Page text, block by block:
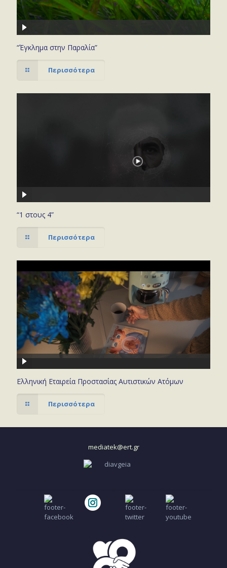
“Έγκλημα στην Παραλία”
Περισσότερα
“1 στους 4”
Περισσότερα
Ελληνική Εταιρεία Προστασίας Αυτιστικών Ατόμων
Περισσότερα
mediatek@ert.gr